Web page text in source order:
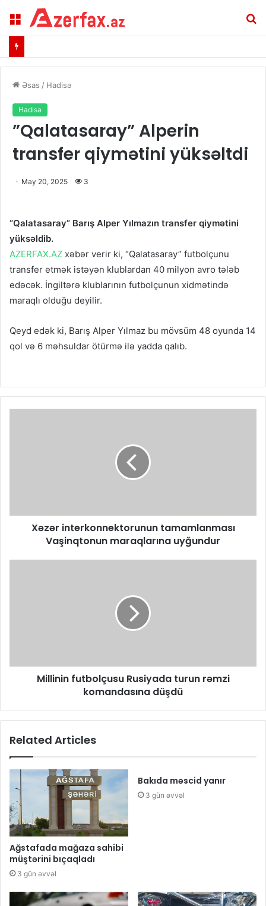
Menu
Əsas / Hadisə
Hadisə
​”Qalatasaray” Alperin
transfer qiymətini yüksəltdi
May 20, 2025 3
“Qalatasaray” Barış Alper Yılmazın transfer qiymətini
yüksəldib.
AZERFAX.AZ xəbər verir ki, “Qalatasaray” futbolçunu
transfer etmək istəyən klublardan 40 milyon avro tələb
edəcək. İngiltərə klublarının futbolçunun xidmətində
maraqlı olduğu deyilir.
Qeyd edək ki, Barış Alper Yılmaz bu mövsüm 48 oyunda 14
qol və 6 məhsuldar ötürmə ilə yadda qalıb.
Xəzər interkonnektorunun tamamlanması
Vaşinqtonun maraqlarına uyğundur
Millinin futbolçusu Rusiyada turun rəmzi
komandasına düşdü
Related Articles
Ağstafada mağaza sahibi
müştərini bıçaqladı
3 gün əvvəl
Bakıda məscid yanır
3 gün əvvəl